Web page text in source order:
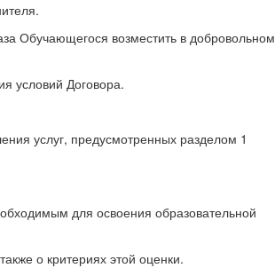
Обучающегося возместить в добровольном
условий Договора.
услуг, предусмотренных разделом 1
для освоения образовательной
о критериях этой оценки.